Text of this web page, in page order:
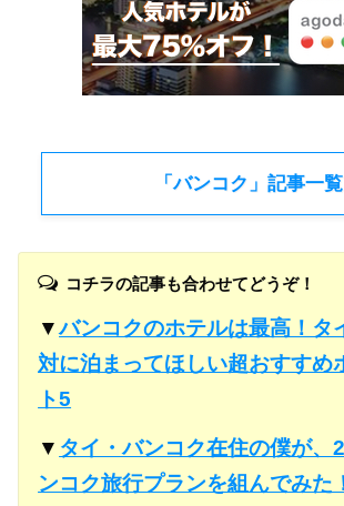
「バンコク」記事一覧
コチラの記事も合わせてどうぞ！
▼バンコクのホテルは最高！タ
対に泊まってほしい超おすすめ
ト5
▼ タイ・バンコク在住の僕が、
ンコク旅行プランを組んでみた